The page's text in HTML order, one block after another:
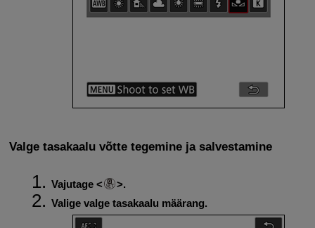
Valge tasakaalu võtte tegemine ja salvestamine
Vajutage
.
Valige valge tasakaalu määrang.